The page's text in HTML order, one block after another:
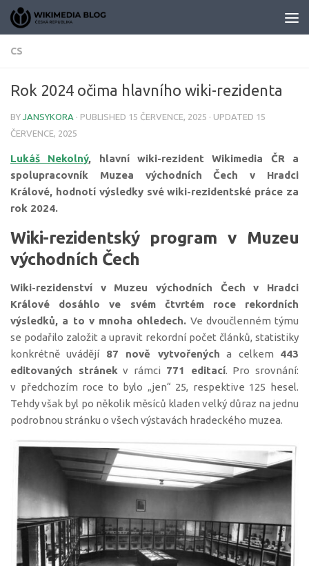
Skip to content
CS
Rok 2024 očima hlavního wiki-rezidenta
BY JANSYKORA · PUBLISHED 15 ČERVENCE, 2025 · UPDATED 15
ČERVENCE, 2025
Lukáš Nekolný, hlavní wiki-rezident Wikimedia ČR a
spolupracovník Muzea východních Čech v Hradci
Králové, hodnotí výsledky své wiki-rezidentské práce za
rok 2024.
Wiki-rezidentský program v Muzeu
východních Čech
Wiki-rezidenství v Muzeu východních Čech v Hradci
Králové dosáhlo ve svém čtvrtém roce rekordních
výsledků, a to v mnoha ohledech. Ve dvoučlenném týmu
se podařilo založit a upravit rekordní počet článků, statistiky
konkrétně uvádějí 87 nově vytvořených a celkem 443
editovaných stránek v rámci 771 editací. Pro srovnání:
v předchozím roce to bylo „jen“ 25, respektive 125 hesel.
Tehdy však byl po několik měsíců kladen velký důraz na jednu
podrobnou stránku o všech výstavách hradeckého muzea.